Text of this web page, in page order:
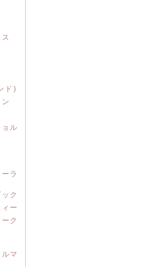
ド)
ル
ラ
ク
ー
ク
マ